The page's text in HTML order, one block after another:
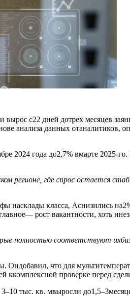
с22 дней дотрех месяцев
анализа данных отаналитиков,
2024 года до2,7% вмарте 2025-
регионе, где спрос остается
насклады класса, Аснизились
рост вакантности, хоть
полностью соответствуют их
Ондобавил, что для
ккомплексной проверке перед
тыс. кв. мвыросли